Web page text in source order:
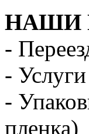
НАШИ
-
-
-
пленка)